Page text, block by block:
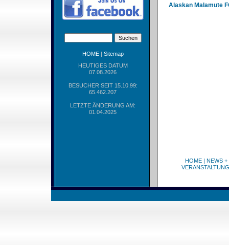
HOME| Sitemap
HEUTIGES DATUM
07.08.2026
BESUCHER SEIT 15.10.99:
65.462.207
LETZTE ÄNDERUNG AM:
01.04.2025
Alaskan Malamute
HOME | NEWS +